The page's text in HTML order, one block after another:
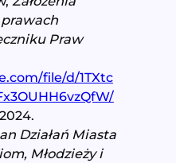
Praw
file/d/1TXtc
Działań Miasta
Młodzieży i